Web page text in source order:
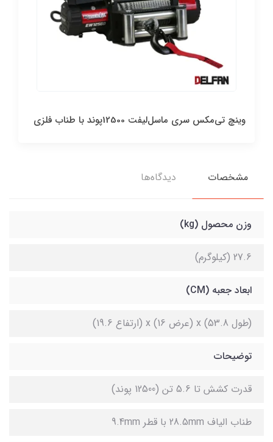
وینچ تی‌مکس سری ماسل‌لیفت 12500پوند با طناب فلزی
مشخصات دیدگاه‌ها
وزن محصول (kg)
27.6 (کیلوگرم)
ابعاد جعبه (CM)
(طول 53.8) x (عرض 16) x (ارتفاع 19.6)
توضیحات
قدرت کشش تا 5.6 تن (12500 پوند)
طناب الیاف 28.5mm با قطر 9.4mm